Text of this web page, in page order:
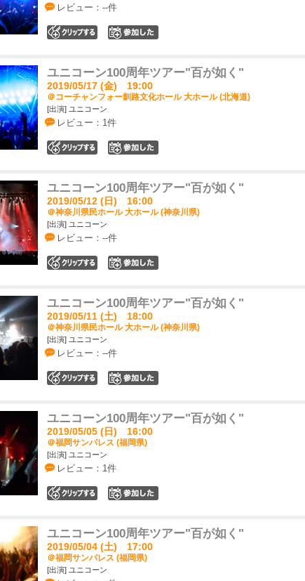
レビュー：--件
ユニコーン100周年ツアー"百が如く"
2019/05/17 (金) 19:00
＠コーチャンフォー釧路文化ホール 大ホール (北海道)
[出演] ユニコーン
レビュー：1件
ユニコーン100周年ツアー"百が如く"
2019/05/12 (日) 16:00
＠神奈川県民ホール 大ホール (神奈川県)
[出演] ユニコーン
レビュー：--件
ユニコーン100周年ツアー"百が如く"
2019/05/11 (土) 18:00
＠神奈川県民ホール 大ホール (神奈川県)
[出演] ユニコーン
レビュー：--件
ユニコーン100周年ツアー"百が如く"
2019/05/05 (日) 16:00
＠福岡サンパレス (福岡県)
[出演] ユニコーン
レビュー：1件
ユニコーン100周年ツアー"百が如く"
2019/05/04 (土) 17:00
＠福岡サンパレス (福岡県)
[出演] ユニコーン